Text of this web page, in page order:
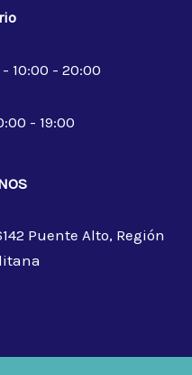
10:00 - 20:00
- 19:00
Puente Alto, Región